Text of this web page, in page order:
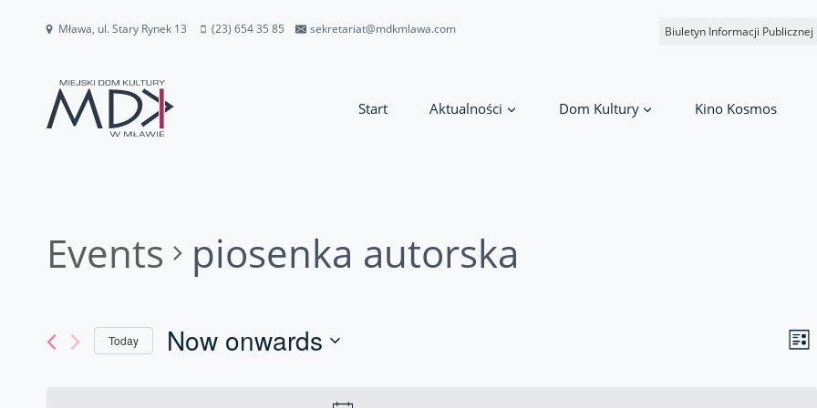
Mława, ul. Stary Rynek 13 (23) 654 35 85 sekretariat@mdkmlawa.com Biuletyn Informacji Publicznej
Start Aktualności Dom Kultury Kino Kosmos
Events piosenka autorska
List
Today Now onwards